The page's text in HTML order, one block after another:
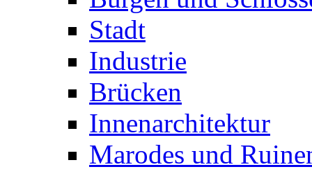
Stadt
Industrie
Brücken
Innenarchitektur
Marodes und